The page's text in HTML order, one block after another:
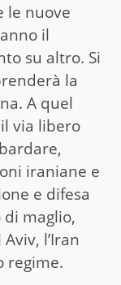
le nuove
il
su altro. Si
la
A quel
via libero
iraniane e
e difesa
maglio,
l’Iran
regime.